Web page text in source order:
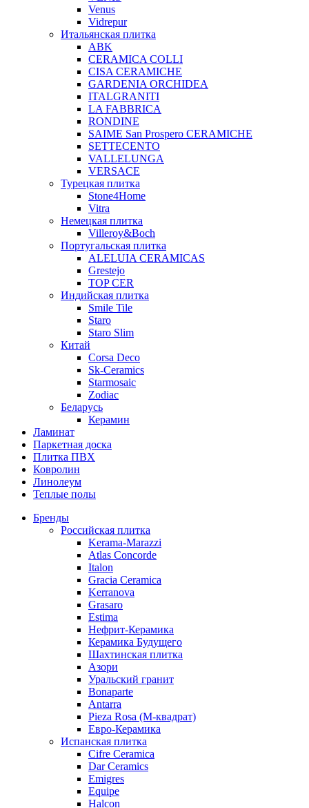
Venus
Vidrepur
Итальянская плитка
ABK
CERAMICA COLLI
CISA CERAMICHE
GARDENIA ORCHIDEA
ITALGRANITI
LA FABBRICA
RONDINE
SAIME San Prospero CERAMICHE
SETTECENTO
VALLELUNGA
VERSACE
Турецкая плитка
Stone4Home
Vitra
Немецкая плитка
Villeroy&Boch
Португальская плитка
ALELUIA CERAMICAS
Grestejo
TOP CER
Индийская плитка
Smile Tile
Staro
Staro Slim
Китай
Corsa Deco
Sk-Ceramics
Starmosaic
Zodiac
Беларусь
Керамин
Ламинат
Паркетная доска
Плитка ПВХ
Ковролин
Линолеум
Теплые полы
Бренды
Российская плитка
Kerama-Marazzi
Atlas Concorde
Italon
Gracia Ceramica
Kerranova
Grasaro
Estima
Нефрит-Керамика
Керамика Будущего
Шахтинская плитка
Азори
Уральский гранит
Bonaparte
Antarra
Pieza Rosa (М-квадрат)
Евро-Керамика
Испанская плитка
Cifre Ceramica
Dar Ceramics
Emigres
Equipe
Halcon